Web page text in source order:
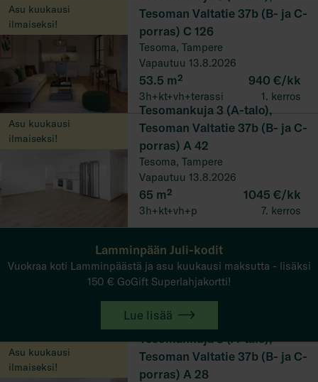
Asu kuukausi
ilmaiseksi!
53.5 m² 940 €/kk
3h+kt+vh+terassi 1. kerros
Tesoman Valtatie 37b (B- ja C-
porras) C 126
Tesoma, Tampere
Vapautuu 13.8.2026
Asu kuukausi
ilmaiseksi!
65 m² 1045 €/kk
3h+kt+vh+p 7. kerros
Tesomankuja 3 (A-talo),
Tesoman Valtatie 37b (B- ja C-
porras) A 42
Tesoma, Tampere
Vapautuu 13.8.2026
Lamminpään Juli-kodit
Vuokraa koti Lamminpäästä ja asu kuukausi maksutta - lisäksi
150 € GoGift Superlahjakortti!
Lue lisää
Asu kuukausi
ilmaiseksi!
Tesomankuja 3 (A-talo),
Tesoman Valtatie 37b (B- ja C-
porras) A 28